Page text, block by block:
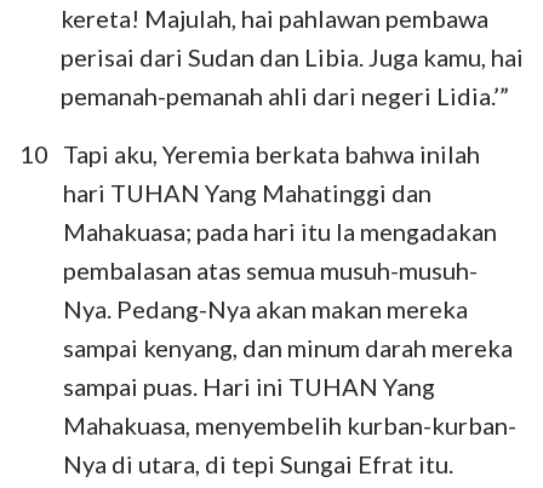
kereta! Majulah, hai pahlawan pembawa
perisai dari Sudan dan Libia. Juga kamu, hai
pemanah-pemanah ahli dari negeri Lidia.’”
10 Tapi aku, Yeremia berkata bahwa inilah
hari TUHAN Yang Mahatinggi dan
Mahakuasa; pada hari itu Ia mengadakan
pembalasan atas semua musuh-musuh-
Nya. Pedang-Nya akan makan mereka
sampai kenyang, dan minum darah mereka
sampai puas. Hari ini TUHAN Yang
Mahakuasa, menyembelih kurban-kurban-
Nya di utara, di tepi Sungai Efrat itu.